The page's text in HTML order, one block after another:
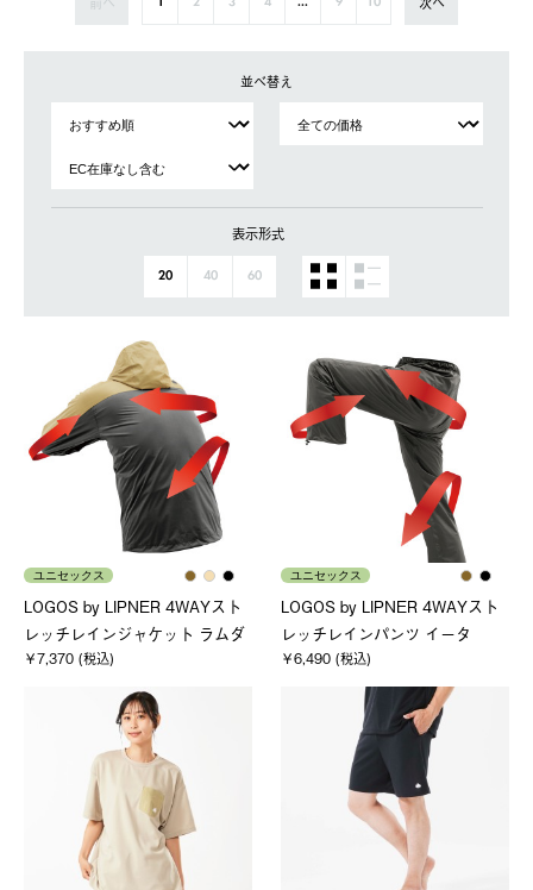
並べ替え
表示形式
20 40 60
ユニセックス
LOGOS by LIPNER 4WAYスト
レッチレインジャケット ラムダ
￥7,370 (税込)
ユニセックス
LOGOS by LIPNER 4WAYスト
レッチレインパンツ イータ
￥6,490 (税込)